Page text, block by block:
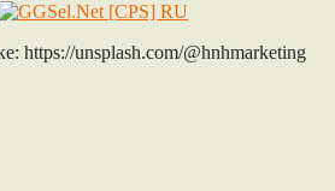
https://unsplash.com/@hnhmarketing